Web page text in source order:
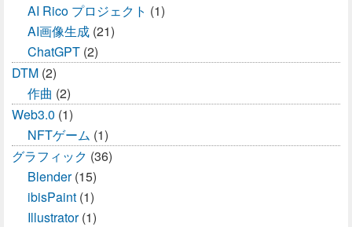
AI Rico プロジェクト (1)
AI画像生成 (21)
ChatGPT (2)
DTM (2)
作曲 (2)
Web3.0 (1)
NFTゲーム (1)
グラフィック (36)
Blender(15)
ibisPaint (1)
Illustrator(1)